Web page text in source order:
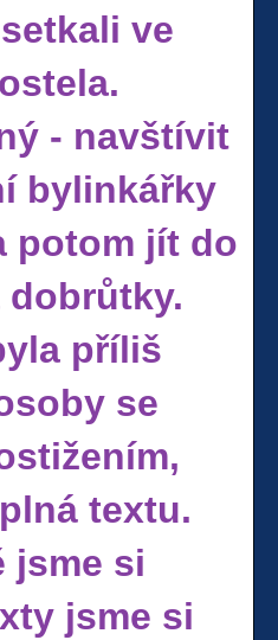
ve
- navštívit
bylinkářky
potom jít do
příliš
se
textu.
jsme si
jsme si